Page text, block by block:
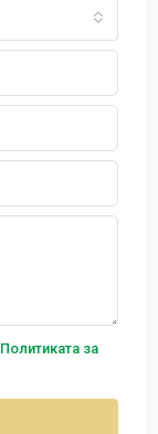
Политиката за